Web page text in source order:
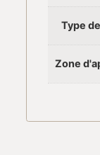
Type
Zone